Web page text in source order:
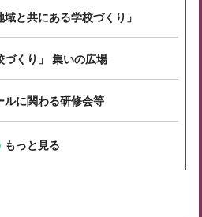
と共にある学校づくり」
づくり」 集いの広場
ルに関わる研修会等
もっと見る